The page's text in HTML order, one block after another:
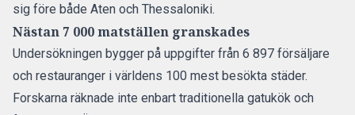
sig före både Aten och Thessaloniki.
Nästan 7 000 matställen granskades
Undersökningen bygger på uppgifter från 6 897 försäljare
och restauranger i världens 100 mest besökta städer.
Forskarna räknade inte enbart traditionella gatukök och